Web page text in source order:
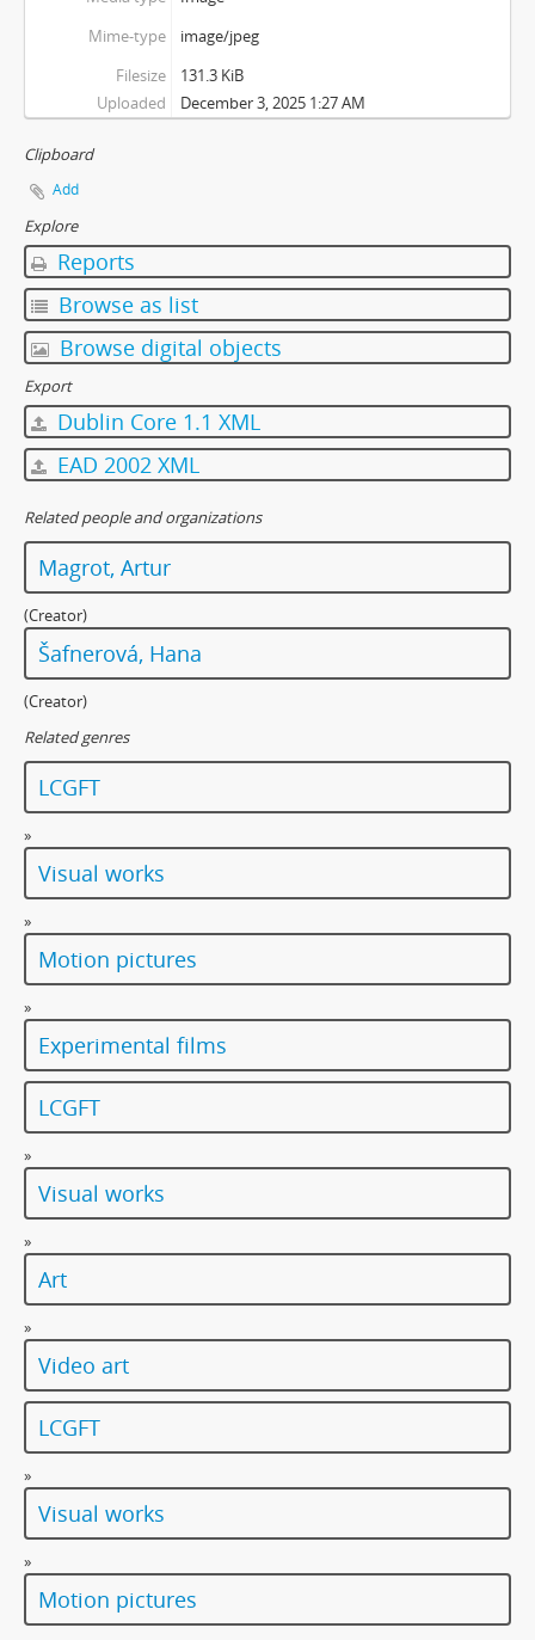
Mime-type
image/jpeg
Filesize
131.3 KiB
Uploaded
December 3, 2025 1:27 AM
Clipboard
Add
Explore
Reports
Browse as list
Browse digital objects
Export
Dublin Core 1.1 XML
EAD 2002 XML
Related people and organizations
Magrot, Artur
(Creator)
Šafnerová, Hana
(Creator)
Related genres
LCGFT
»
Visual works
»
Motion pictures
»
Experimental films
LCGFT
»
Visual works
»
Art
»
Video art
LCGFT
»
Visual works
»
Motion pictures